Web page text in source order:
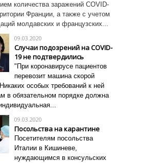
количества заражений COVID-
Франции, а также с учетом
молдавских и французских...
09.03.2020
Случаи подозрений на COVID-
19 не подтвердились
"При коронавирусе пациентов
перевозит машина скорой
особых требований к ней
в обязательном порядке должна
09.03.2020
Посольства на карантине
Посетителям посольства
Италии в Кишиневе,
нуждающимся в консульских